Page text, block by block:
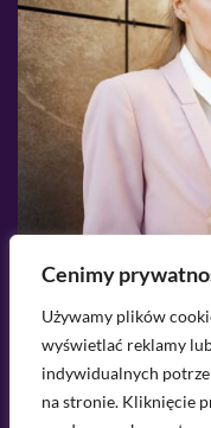
Cenimy
Używamy plików
wyświetlać reklamy
indywidualnych
na stronie. Kliknięcie
2026-08-08
Strój do sądu -
sądową?